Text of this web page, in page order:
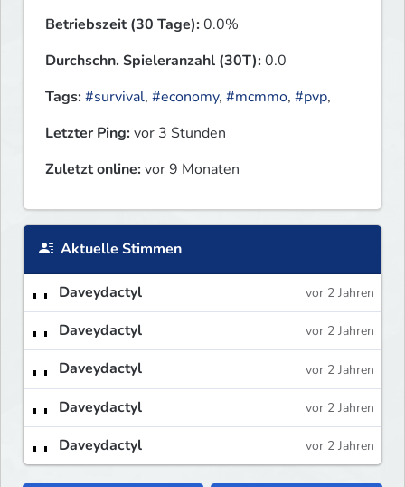
Betriebszeit (30 Tage):0.0%
Durchschn. Spieleranzahl (30T):0.0
Tags:#survival, #economy, #mcmmo, #pvp,
Letzter Ping:vor 3 Stunden
Zuletzt online:vor 9 Monaten
Aktuelle Stimmen
Daveydactyl vor 2 Jahren
Daveydactyl vor 2 Jahren
Daveydactyl vor 2 Jahren
Daveydactyl vor 2 Jahren
Daveydactyl vor 2 Jahren